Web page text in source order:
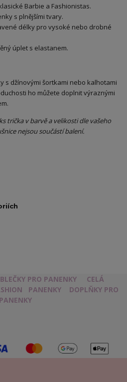
Barbie a Fashionistas.
s plnějšími tvary.
délky pro vysoké nebo drobné
úplet s elastanem.
s džínovými šortkami nebo kalhotami
ho můžete doplnit výraznými
trička v barvě a velikosti dle vašeho
nejsou součástí balení.
PRO PANENKY
CELÁ
PANENKY
DOPLŇKY PRO
PANENKY